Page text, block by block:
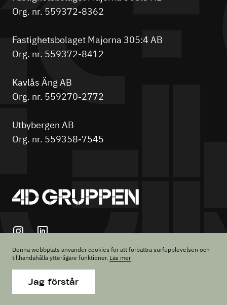
Denna webbplats använder cookies för att förbättra surfupplevelsen och
tillhandahålla ytterligare funktioner. Läs mer
Jag förstår
Org. nr. 559372-8362
Fastighetsbolaget Majorna 305:4 AB
Org. nr. 559372-8412
Kavlås Äng AB
Org. nr. 559270-2772
Utbybergen AB
Org. nr. 559358-7545
© 4D Gruppen AB, 2026, Alla rättigheter reserverade